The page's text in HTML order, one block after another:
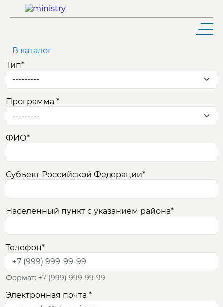
ШКОЛЬНИКУ И АБИТУРИЕНТУ
ОБУЧАЮЩЕМУСЯ
ВЫПУСКНИКУ
РАБОТНИКУ
ОБРАЗОВАНИЕ
НАУКА
INTERNATIONAL
В каталог
Тип*
Программа *
ФИО*
Субъект Российской Федерации*
Населенный пункт с указанием района*
Телефон*
Формат: +7 (999) 999-99-99
Электронная почта *